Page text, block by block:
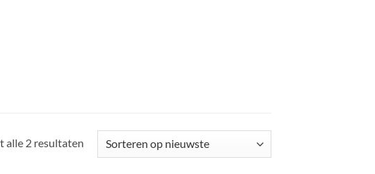
alle 2 resultatenGesorteerd